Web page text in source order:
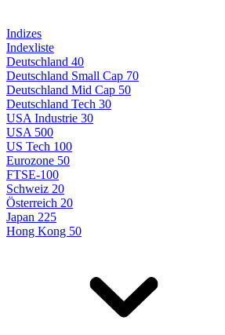
Indizes
Indexliste
Deutschland 40
Deutschland Small Cap 70
Deutschland Mid Cap 50
Deutschland Tech 30
USA Industrie 30
USA 500
US Tech 100
Eurozone 50
FTSE-100
Schweiz 20
Österreich 20
Japan 225
Hong Kong 50